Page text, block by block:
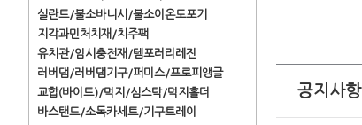
실란트/불소바니시/불소이온도포기
지각과민처치재/치주팩
유치관/임시충전재/템포러리레진
러버댐/러버댐기구/퍼미스/프로피앵글
교합(바이트)/먹지/심스탁/먹지홀더
바스탠드/소독카세트/기구트레이
공지사항